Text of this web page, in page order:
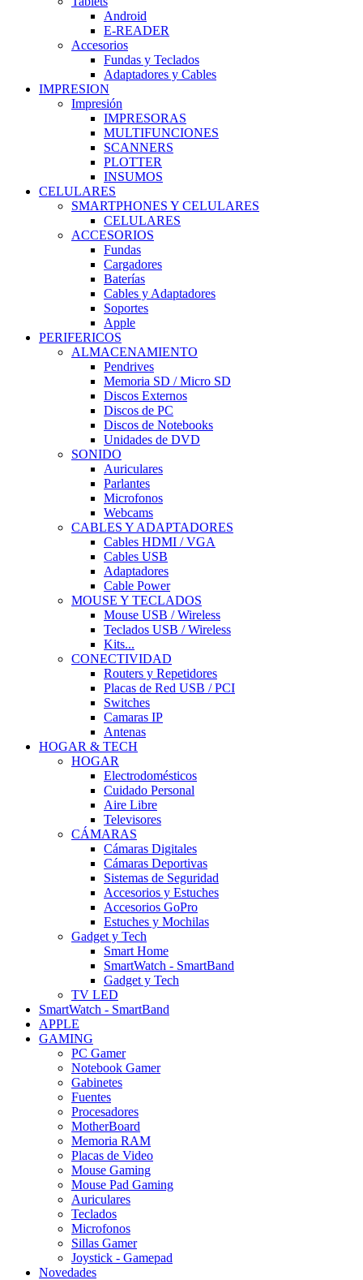
Android
E-READER
Accesorios
Fundas y Teclados
Adaptadores y Cables
IMPRESION
Impresión
IMPRESORAS
MULTIFUNCIONES
SCANNERS
PLOTTER
INSUMOS
CELULARES
SMARTPHONES Y CELULARES
CELULARES
ACCESORIOS
Fundas
Cargadores
Baterías
Cables y Adaptadores
Soportes
Apple
PERIFERICOS
ALMACENAMIENTO
Pendrives
Memoria SD / Micro SD
Discos Externos
Discos de PC
Discos de Notebooks
Unidades de DVD
SONIDO
Auriculares
Parlantes
Microfonos
Webcams
CABLES Y ADAPTADORES
Cables HDMI / VGA
Cables USB
Adaptadores
Cable Power
MOUSE Y TECLADOS
Mouse USB / Wireless
Teclados USB / Wireless
Kits...
CONECTIVIDAD
Routers y Repetidores
Placas de Red USB / PCI
Switches
Camaras IP
Antenas
HOGAR & TECH
HOGAR
Electrodomésticos
Cuidado Personal
Aire Libre
Televisores
CÁMARAS
Cámaras Digitales
Cámaras Deportivas
Sistemas de Seguridad
Accesorios y Estuches
Accesorios GoPro
Estuches y Mochilas
Gadget y Tech
Smart Home
SmartWatch - SmartBand
Gadget y Tech
TV LED
SmartWatch - SmartBand
APPLE
GAMING
PC Gamer
Notebook Gamer
Gabinetes
Fuentes
Procesadores
MotherBoard
Memoria RAM
Placas de Video
Mouse Gaming
Mouse Pad Gaming
Auriculares
Teclados
Microfonos
Sillas Gamer
Joystick - Gamepad
Novedades